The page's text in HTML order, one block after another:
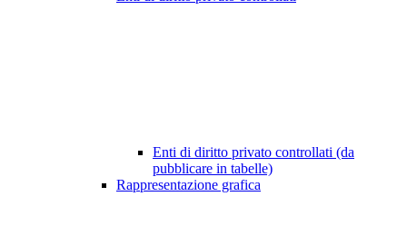
Enti di diritto privato controllati (da
pubblicare in tabelle)
Rappresentazione grafica